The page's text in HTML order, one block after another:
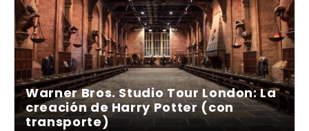
Warner Bros. Studio Tour London: La
creación de Harry Potter (con
transporte)